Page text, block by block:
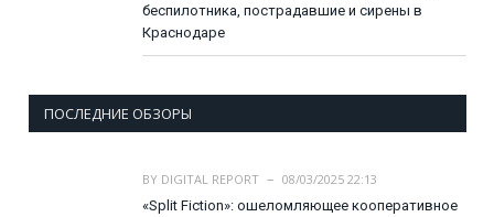
беспилотника, пострадавшие и сирены в
Краснодаре
ПОСЛЕДНИЕ ОБЗОРЫ
BY DIGITAL REPORT
08/03/2025 22:13
«Split Fiction»: ошеломляющее кооперативное